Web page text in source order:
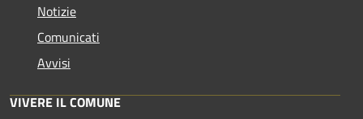
Notizie
Comunicati
Avvisi
VIVERE IL COMUNE